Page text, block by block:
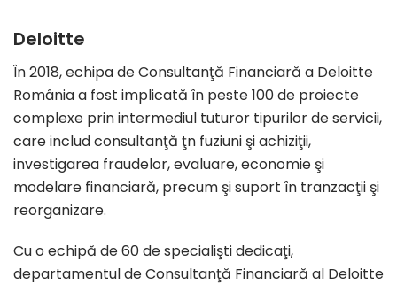
Deloitte
În 2018, echipa de Consultanţă Financiară a Deloitte
România a fost implicată în peste 100 de proiecte
complexe prin intermediul tuturor tipurilor de servicii,
care includ consultanţă ţn fuziuni şi achiziţii,
investigarea fraudelor, evaluare, economie şi
modelare financiară, precum şi suport în tranzacţii şi
reorganizare.
Cu o echipă de 60 de specialişti dedicaţi,
departamentul de Consultanţă Financiară al Deloitte